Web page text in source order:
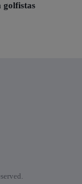
golfistas